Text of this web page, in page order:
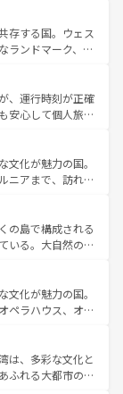
プロヴァンスの
み方が可能だ。さ
おり、どの街角に
なる文化を体験で
報はコンテンツ一覧
ことがない。ベ
ルプスの絶景、そ
景は必見。ビール
着の
ほしい。
存する国。ウェス
ランドマーク、歴
雅なアフタヌーン
パブ、サッカー観
富。イギリスを旅
、運行時刻が正確
安心して個人旅行
はのユニークな
町歩きも満喫する
価も高いが、旅行
なお、新
照してほしい。
文化が魅力の国。
ニアまで、訪れる
、エンターテイ
。一方、アメリカ
ニオンやイエロー
融合した独特の
異なる魅力を楽
感じることができ
。
の島で構成される
いる。大自然の神
といえばオアフ
島やカウアイ島が
をはじめ、豊かな
くれるハワイの
アンミュージッ
ハワイの魅力を彩
文化が魅力の国。
ペラハウス、オー
（エアーズロッ
ンズの熱帯雨林な
やワイン、オージ
は、多彩な文化と
ふれる大都市の台